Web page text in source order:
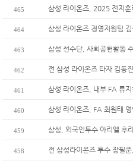
465 삼성 라이온즈, 2025 전지훈
464 삼성 라이온즈 경영지원팀
463 삼성 선수단, 사회공헌활동
462 전 삼성 라이온즈 타자 김동
461 삼성 라이온즈, 내부 FA 류
460 삼성 라이온즈, FA 최원태 영
459 삼성, 외국인투수 아리엘 후
458 전 삼성라이온즈 투수 장필